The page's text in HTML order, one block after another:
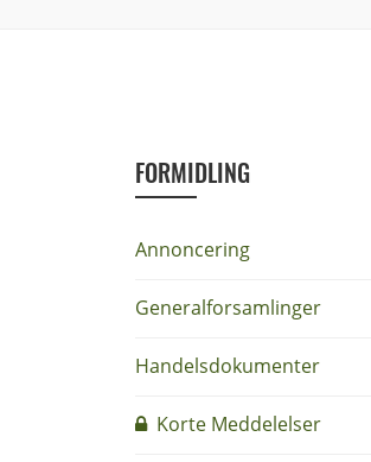
FORMIDLING
Annoncering
Generalforsamlinger
Handelsdokumenter
Korte Meddelelser